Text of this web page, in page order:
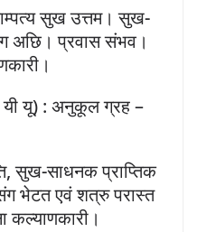
सुख उत्तम। सुख-
अछि। प्रवास संभव।
यी यू) : अनुकूल ग्रह –
सुख-साधनक प्राप्तिक
भेटत एवं शत्रु परास्त